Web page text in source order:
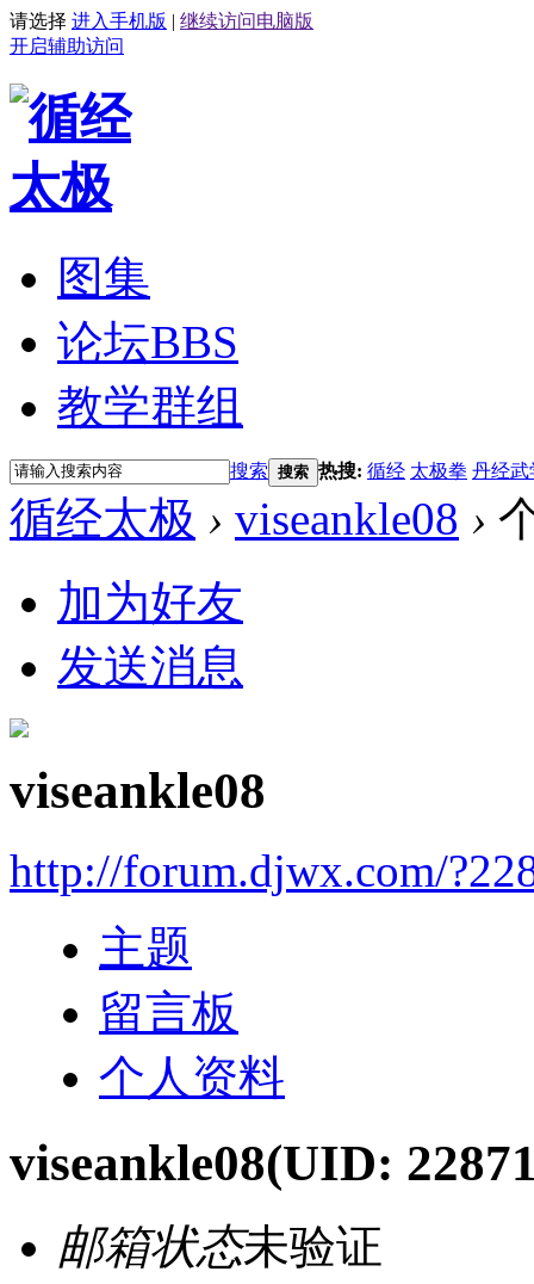
请选择 进入手机版 | 继续访问电脑版
开启辅助访问
图集
论坛BBS
教学群组
搜索 搜索 热搜: 循经 太极拳 丹经武
循经太极 › viseankle08 ›
加为好友
发送消息
viseankle08
http://forum.djwx.com/
主题
留言板
个人资料
viseankle08(UID:
邮箱状态未验证